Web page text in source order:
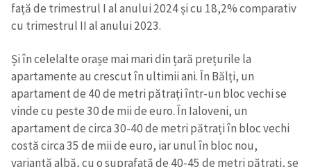
față de trimestrul I al anului 2024 și cu 18,2% comparativ
cu trimestrul II al anului 2023.
Și în celelalte orașe mai mari din țară prețurile la
apartamente au crescut în ultimii ani. În Bălți, un
apartament de 40 de metri pătrați într-un bloc vechi se
vinde cu peste 30 de mii de euro. În Ialoveni, un
apartament de circa 30-40 de metri pătrați în bloc vechi
costă circa 35 de mii de euro, iar unul în bloc nou,
variantă albă, cu o suprafață de 40-45 de metri pătrați, se